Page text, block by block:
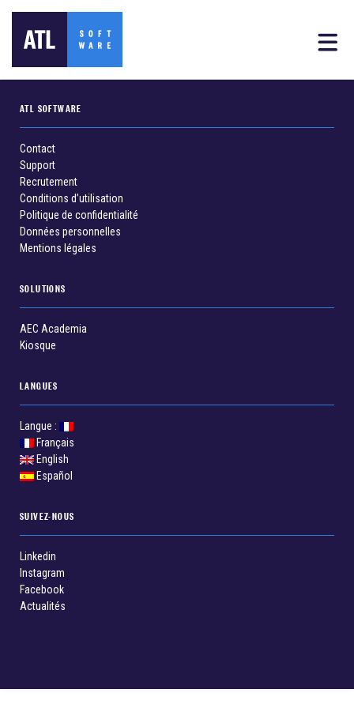
ATL SOFTWARE
Contact
Support
Recrutement
Conditions d’utilisation
Politique de confidentialité
Données personnelles
Mentions légales
SOLUTIONS
AEC Academia
Kiosque
LANGUES
Langue :
Français
English
Español
SUIVEZ-NOUS
Linkedin
Instagram
Facebook
Actualités